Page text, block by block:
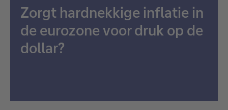
Zorgt hardnekkige inflatie in
de eurozone voor druk op de
dollar?